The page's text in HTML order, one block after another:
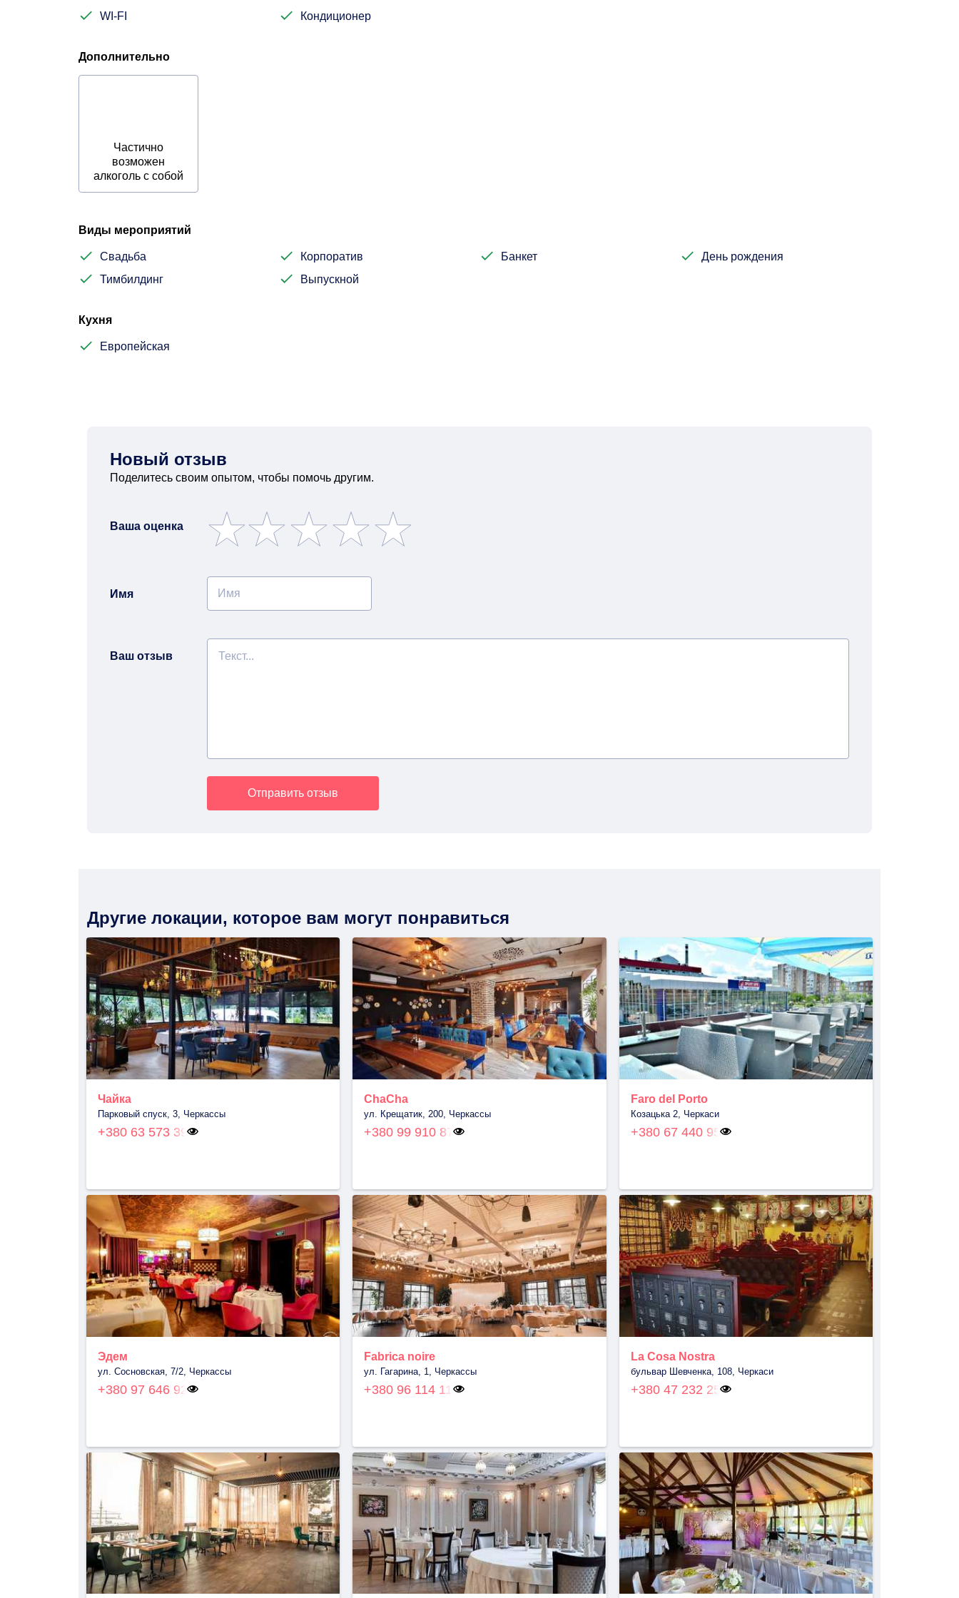
WI-FI Кондиционер
Дополнительно
Частично
возможен
алкоголь с собой
Виды мероприятий
Свадьба Корпоратив Банкет
День рождения
Тимбилдинг
Выпускной
Кухня
Европейская
Новый отзыв
Поделитесь своим опытом, чтобы помочь другим.
Ваша оценка
Имя
Ваш отзыв
Отправить отзыв
Другие локации, которое вам могут понравиться
Чайка
Парковый спуск, 3, Черкассы
+380 63 573 39
ChaCha
ул. Крещатик, 200, Черкассы
+380 99 910 87
Faro del Porto
Козацька 2, Черкаси
+380 67 440 95
Эдем
ул. Сосновская, 7/2, Черкассы
+380 97 646 92
Fabrica noire
ул. Гагарина, 1, Черкассы
+380 96 114 11
La Cosa Nostra
бульвар Шевченка, 108, Черкаси
+380 47 232 25